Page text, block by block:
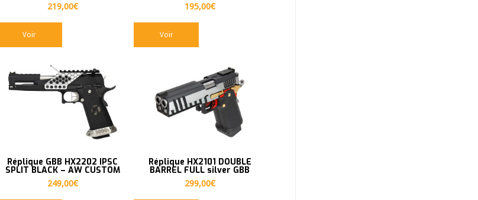
219,00€
Voir
195,00€
Voir
Réplique GBB HX2202 IPSC
SPLIT BLACK – AW CUSTOM
249,00€
Réplique HX2101 DOUBLE
BARREL FULL silver GBB
299,00€